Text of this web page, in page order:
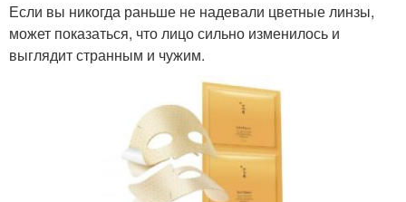
Если вы никогда раньше не надевали цветные линзы,
может показаться, что лицо сильно изменилось и
выглядит странным и чужим.